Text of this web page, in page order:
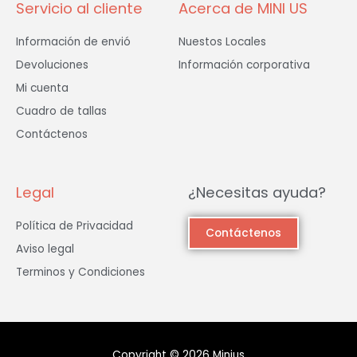
Servicio al cliente
Información de envió
Devoluciones
Mi cuenta
Cuadro de tallas
Contáctenos
Acerca de MINI US
Nuestos Locales
Información corporativa
Legal
Política de Privacidad
Aviso legal
Terminos y Condiciones
¿Necesitas ayuda?
Contáctenos